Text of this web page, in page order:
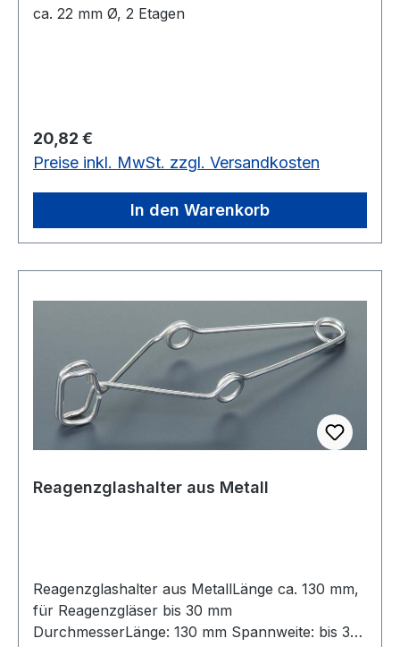
ca. 22 mm Ø, 2 Etagen
Regulärer Preis:
20,82 €
Preise inkl. MwSt. zzgl. Versandkosten
In den Warenkorb
Reagenzglashalter aus Metall
Reagenzglashalter aus MetallLänge ca. 130 mm,
für Reagenzgläser bis 30 mm
DurchmesserLänge: 130 mm Spannweite: bis 30